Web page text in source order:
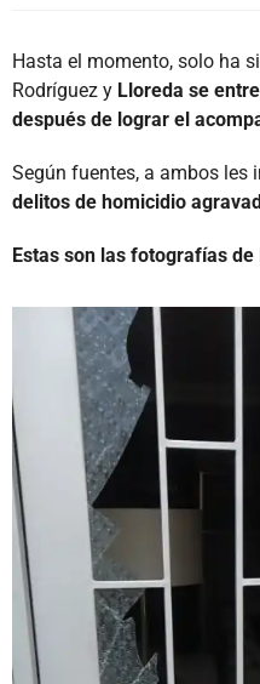
Hasta el momento, solo ha
Rodríguez y Lloreda se
después de lograr el
Según fuentes, a ambos les
delitos de homicidio
Estas son las fotografías